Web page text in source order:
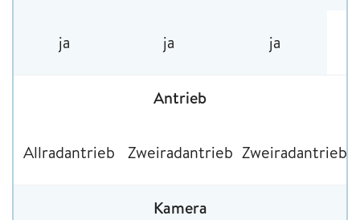
ja ja ja
Antrieb
Allradantrieb Zweiradantrieb Zweiradantrieb
Kamera